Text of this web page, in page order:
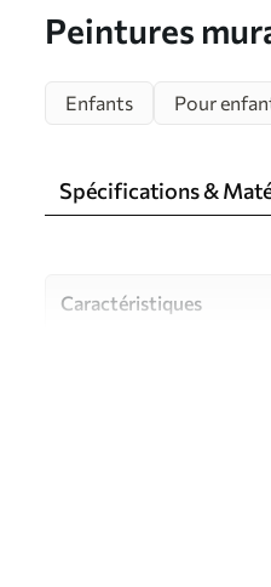
Peintures
Enfants Pour
Spécifications &
Caractéristiques